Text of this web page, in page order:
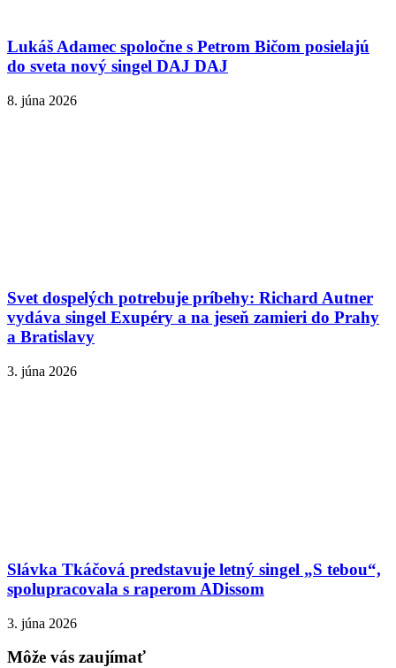
Lukáš Adamec spoločne s Petrom Bičom posielajú
do sveta nový singel DAJ DAJ
8. júna 2026
Svet dospelých potrebuje príbehy: Richard Autner
vydáva singel Exupéry a na jeseň zamieri do Prahy
a Bratislavy
3. júna 2026
Slávka Tkáčová predstavuje letný singel „S tebou“,
spolupracovala s raperom ADissom
3. júna 2026
Môže vás zaujímať